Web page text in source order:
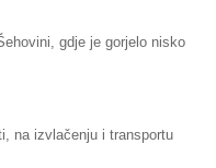
gdje je gorjelo nisko
na izvlačenju i transportu